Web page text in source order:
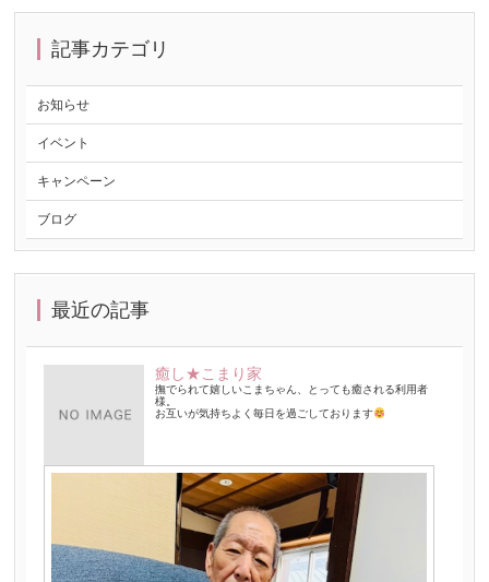
記事カテゴリ
お知らせ
イベント
キャンペーン
ブログ
最近の記事
癒し★こまり家
撫でられて嬉しいこまちゃん、とっても癒される利用者
様。
お互いが気持ちよく毎日を過ごしております